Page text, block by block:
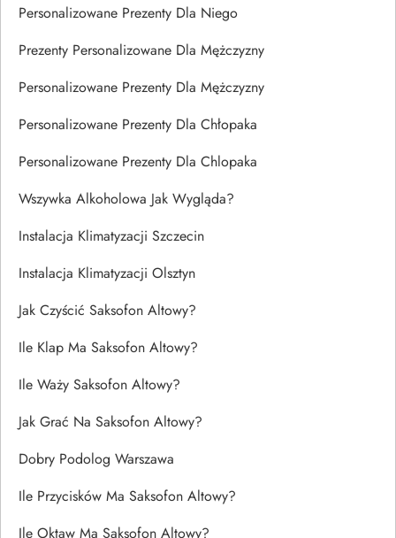
Personalizowane Prezenty Dla Niego
Prezenty Personalizowane Dla Mężczyzny
Personalizowane Prezenty Dla Mężczyzny
Personalizowane Prezenty Dla Chłopaka
Personalizowane Prezenty Dla Chlopaka
Wszywka Alkoholowa Jak Wygląda?
Instalacja Klimatyzacji Szczecin
Instalacja Klimatyzacji Olsztyn
Jak Czyścić Saksofon Altowy?
Ile Klap Ma Saksofon Altowy?
Ile Waży Saksofon Altowy?
Jak Grać Na Saksofon Altowy?
Dobry Podolog Warszawa
Ile Przycisków Ma Saksofon Altowy?
Ile Oktaw Ma Saksofon Altowy?